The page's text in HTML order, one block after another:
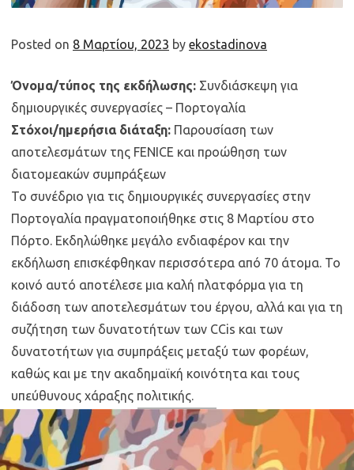
Posted on 8 Μαρτίου, 2023 by ekostadinova
Όνομα/τύπος της εκδήλωσης: Συνδιάσκεψη για
δημιουργικές συνεργασίες – Πορτογαλία
Στόχοι/ημερήσια διάταξη: Παρουσίαση των
αποτελεσμάτων της FENICE και προώθηση των
διατομεακών συμπράξεων
Το συνέδριο για τις δημιουργικές συνεργασίες στην
Πορτογαλία πραγματοποιήθηκε στις 8 Μαρτίου στο
Πόρτο. Εκδηλώθηκε μεγάλο ενδιαφέρον και την
εκδήλωση επισκέφθηκαν περισσότερα από 70 άτομα. Το
κοινό αυτό αποτέλεσε μια καλή πλατφόρμα για τη
διάδοση των αποτελεσμάτων του έργου, αλλά και για τη
συζήτηση των δυνατοτήτων των CCis και των
δυνατοτήτων για συμπράξεις μεταξύ των φορέων,
καθώς και με την ακαδημαϊκή κοινότητα και τους
υπεύθυνους χάραξης πολιτικής.